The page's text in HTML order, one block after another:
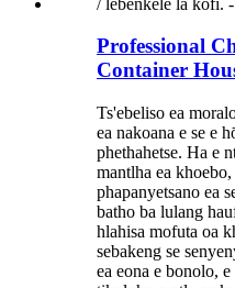
Professional
Container
Ts'ebeliso ea
ea nakoana e se e
phethahetse. Ha e
mantlha ea khoebo,
phapanyetsano ea
batho ba lulang
hlahisa mofuta oa
sebakeng se
ea eona e bonolo,